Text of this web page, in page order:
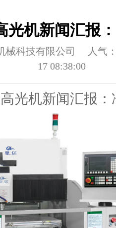
光机新闻汇报
械科技有限公司
人气
17 08:38:00
光机新闻汇报：